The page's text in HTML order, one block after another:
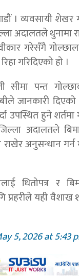
। व्यवसायी
अदालतले थुनामा
गरेसँगै
गरिदिएको हो ।
सीमा पन्त
जानकारी
उपस्थित हुने
अदालतले
अनुसन्धान गर्न
धितोपत्र र
प्रहरीले यही वैशाख
5, 2026 at 5:43